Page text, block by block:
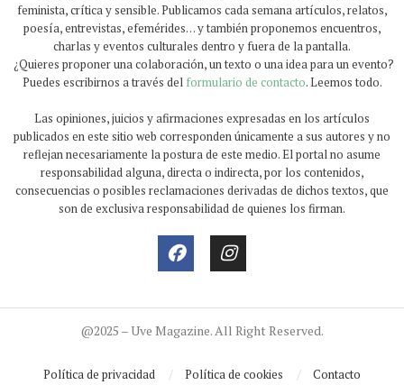
feminista, crítica y sensible. Publicamos cada semana artículos, relatos,
poesía, entrevistas, efemérides… y también proponemos encuentros,
charlas y eventos culturales dentro y fuera de la pantalla.
¿Quieres proponer una colaboración, un texto o una idea para un evento?
Puedes escribirnos a través del formulario de contacto. Leemos todo.
Las opiniones, juicios y afirmaciones expresadas en los artículos
publicados en este sitio web corresponden únicamente a sus autores y no
reflejan necesariamente la postura de este medio. El portal no asume
responsabilidad alguna, directa o indirecta, por los contenidos,
consecuencias o posibles reclamaciones derivadas de dichos textos, que
son de exclusiva responsabilidad de quienes los firman.
@2025 – Uve Magazine. All Right Reserved.
Política de privacidad Política de cookies Contacto